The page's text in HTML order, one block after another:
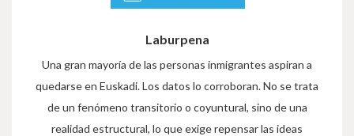
Laburpena
Una gran mayoría de las personas inmigrantes aspiran a
quedarse en Euskadi. Los datos lo corroboran. No se trata
de un fenómeno transitorio o coyuntural, sino de una
realidad estructural, lo que exige repensar las ideas